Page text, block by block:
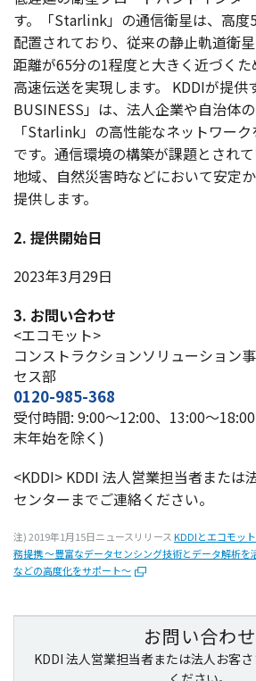
す。「Starlink」の通信衛星は、 高度
配置されており、 従来の静止軌道衛星
距離が65分の1程度と大きく近づくた
高速伝送を実現します。 KDDIが提供
BUSINESS」は、 法人企業や自治体
「Starlink」の高性能なネットワーク
です。 通信環境の構築が課題とされ
地域、 自然災害時などにおいて安定
提供します。
2. 提供開始日
2023年3月29日
3. お問い合わせ
<エコモット>
コンストラクションソリューション
セス部
0120-985-368
受付時間: 9:00～12:00、13:00～
末年始を除く)
<KDDI> KDDI 法人営業担当者または
センター までご連絡ください。
注) 2019年1月15日ニュースリリースKDDIとエコモッ
務提携～豊富なデータセンシング技術とデータ解析を
などの高度化をサポート～
お問い合わせ
KDDI 法人営業担当者または法人お客